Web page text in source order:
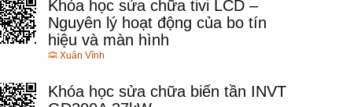
Khóa học sửa chữa tivi LCD –
Nguyên lý hoạt động của bo tín
hiệu và màn hình
Xuân Vĩnh
Khóa học sửa chữa biến tần INVT